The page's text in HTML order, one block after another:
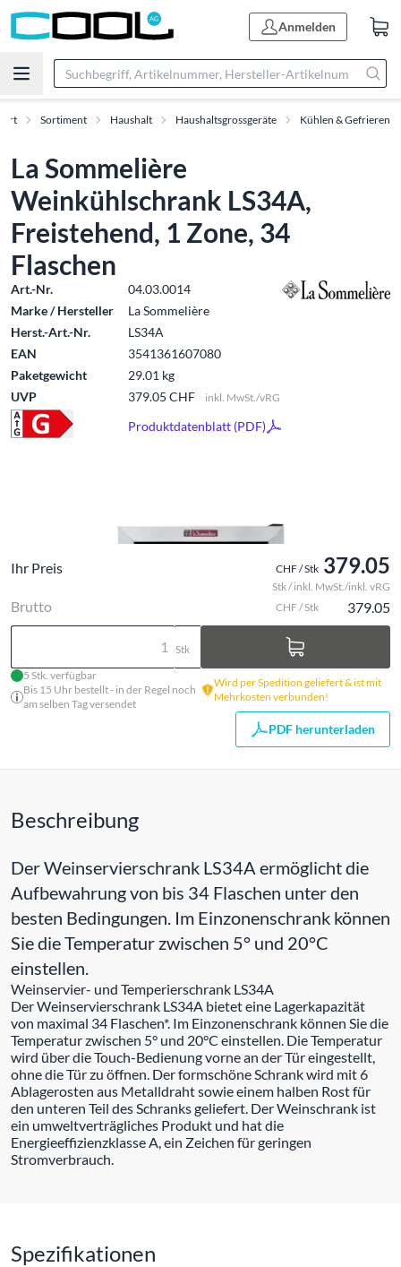
Anmelden
Sortiment Haushalt Haushaltsgrossgeräte Kühlen & Gefrieren
La Sommelière
Weinkühlschrank LS34A,
Freistehend, 1 Zone, 34
Flaschen
Art.-Nr.
04.03.0014
Marke / Hersteller
La Sommelière
Herst.-Art.-Nr.
LS34A
EAN
3541361607080
Paketgewicht
29.01 kg
UVP
379.05 CHF inkl. MwSt./vRG
Produktdatenblatt (PDF)
Ihr Preis CHF / Stk 379.05
Stk / inkl. MwSt./inkl. vRG
Brutto CHF / Stk 379.05
Stk
5 Stk. verfügbar
Bis 15 Uhr bestellt - in der Regel noch
am selben Tag versendet
Wird per Spedition geliefert & ist mit
Mehrkosten verbunden!
PDF herunterladen
Beschreibung
Der Weinservierschrank LS34A ermöglicht die
Aufbewahrung von bis 34 Flaschen unter den
besten Bedingungen. Im Einzonenschrank können
Sie die Temperatur zwischen 5° und 20°C
einstellen.
Weinservier- und Temperierschrank LS34A
Der Weinservierschrank LS34A bietet eine Lagerkapazität
von maximal 34 Flaschen*. Im Einzonenschrank können Sie die
Temperatur zwischen 5° und 20°C einstellen. Die Temperatur
wird über die Touch-Bedienung vorne an der Tür eingestellt,
ohne die Tür zu öffnen. Der formschöne Schrank wird mit 6
Ablagerosten aus Metalldraht sowie einem halben Rost für
den unteren Teil des Schranks geliefert. Der Weinschrank ist
ein umweltverträgliches Produkt und hat die
Energieeffizienzklasse A, ein Zeichen für geringen
Stromverbrauch.
Spezifikationen